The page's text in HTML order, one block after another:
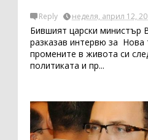
Reply неделя, април 12,
Бившият царски министър
разказав интервю за Нова
промените в живота си
политиката и пр...